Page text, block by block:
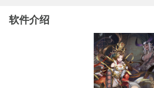
软件介绍